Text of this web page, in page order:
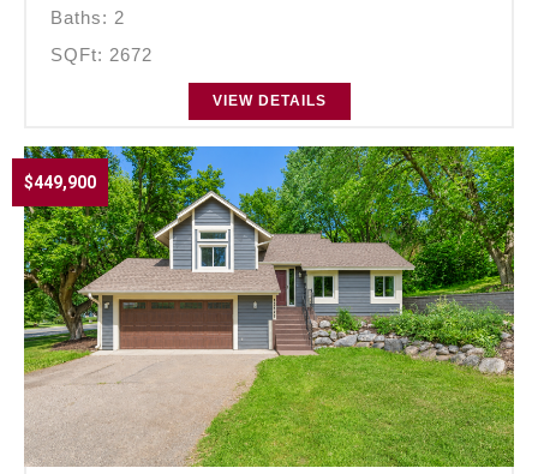
Baths: 2
SQFt: 2672
VIEW DETAILS
$449,900